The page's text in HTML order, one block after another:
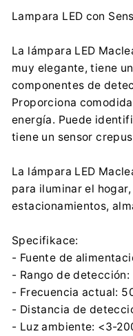
+48
Korfantego 7,
Lampara LED con
La lámpara LED
muy elegante, tiene
componentes de
Proporciona
energía. Puede
tiene un sensor
La lámpara LED
para iluminar el
estacionamientos,
Specifikace:
- Fuente de
- Rango de detección:
- Frecuencia actual:
- Distancia de
- Luz ambiente: <3-